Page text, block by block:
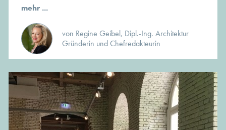
mehr ...
von Regine Geibel, Dipl.-Ing. Architektur
Gründerin und Chefredakteurin